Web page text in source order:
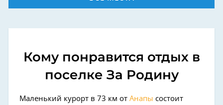
Кому понравится отдых в
поселке За Родину
Маленький курорт в 73 км от Анапы состоит